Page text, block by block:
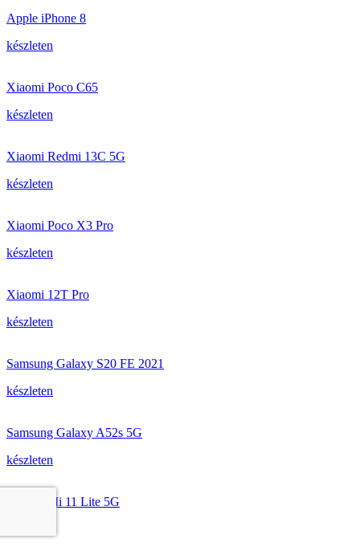
Apple iPhone 8
készleten
Xiaomi Poco C65
készleten
Xiaomi Redmi 13C 5G
készleten
Xiaomi Poco X3 Pro
készleten
Xiaomi 12T Pro
készleten
Samsung Galaxy S20 FE 2021
készleten
Samsung Galaxy A52s 5G
készleten
Xiaomi Mi 11 Lite 5G